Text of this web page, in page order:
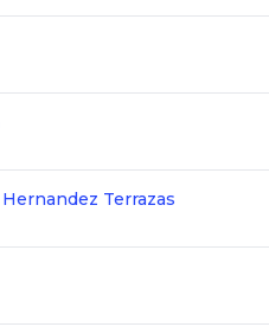
Hernandez Terrazas